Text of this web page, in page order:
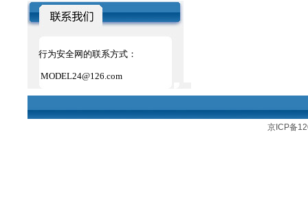
行为安全网的联系方式：
MODEL24@126.com
京ICP备